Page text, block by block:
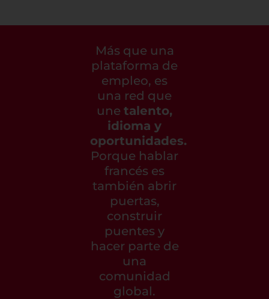
Más que una
plataforma de
empleo, es
una red que
une talento,
idioma y
oportunidades.
Porque hablar
francés es
también abrir
puertas,
construir
puentes y
hacer parte de
una
comunidad
global.